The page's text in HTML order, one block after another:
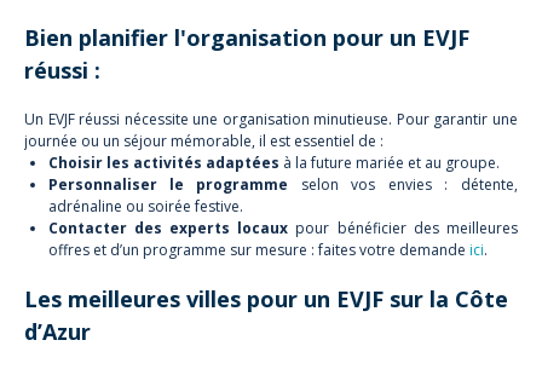
Bien planifier l'organisation pour un EVJF
réussi :
Un EVJF réussi nécessite une organisation minutieuse. Pour garantir une
journée ou un séjour mémorable, il est essentiel de :
Choisir les activités adaptées à la future mariée et au groupe.
Personnaliser le programme selon vos envies : détente,
adrénaline ou soirée festive.
Contacter des experts locaux pour bénéficier des meilleures
offres et d’un programme sur mesure : faites votre demande ici.
Les meilleures villes pour un EVJF sur la Côte
d’Azur